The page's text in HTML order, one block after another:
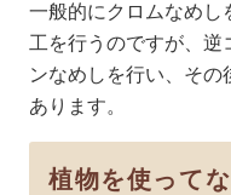
一般的にクロムなめし
工を行うのですが、逆
ンなめしを行い、その
あります。
植物を使って